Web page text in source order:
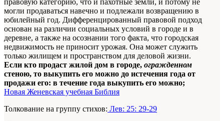
правовую категорию, что и пахотные земли, и потому не
могли продаваться навечно и подлежали возвращению в
юбилейный год. Дифференцированный правовой подход
основан на различии социальных условий в городе и в
деревне, а также на осознании того факта, что городская
недвижимость не приносит урожая. Она может служить
только жилищем и пространством для деловой жизни.
Если кто продаст жилой дом в городе, огражденном
стеною, то выкупить его можно до истечения года от
продажи его: в течение года выкупить его можно;
Новая Женевская учебная Библия
Толкование на группу стихов: Лев: 25: 29-29